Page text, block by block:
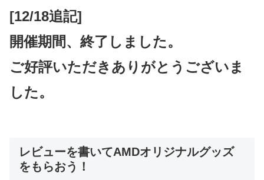
[12/18追記]
開催期間、終了しました。
ご好評いただきありがとうございま
した。
レビューを書いてAMDオリジナルグッズ
をもらおう！